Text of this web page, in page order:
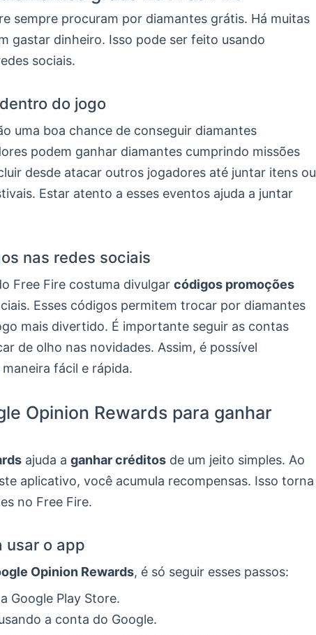
sempre procuram por diamantes grátis. Há muitas
gastar dinheiro. Isso pode ser feito usando
sociais.
do jogo
uma boa chance de conseguir diamantes
podem ganhar diamantes cumprindo missões
desde atacar outros jogadores até juntar itens ou
Estar atento a esses eventos ajuda a juntar
nas redes sociais
Free Fire costuma divulgar códigos promoções
Esses códigos permitem trocar por diamantes
mais divertido. É importante seguir as contas
de olho nas novidades. Assim, é possível
fácil e rápida.
Opinion Rewards para ganhar
ajuda a ganhar créditos de um jeito simples. Ao
aplicativo, você acumula recompensas. Isso torna
no Free Fire.
usar o app
Opinion Rewards, é só seguir esses passos:
Google Play Store.
a conta do Google.